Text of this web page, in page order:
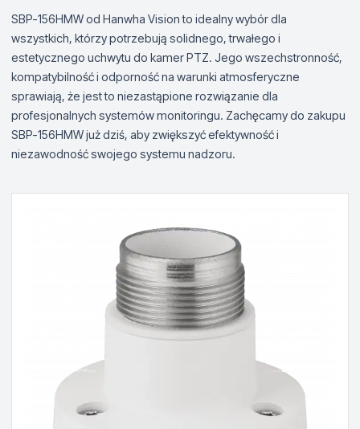
SBP-156HMW od Hanwha Vision to idealny wybór dla
wszystkich, którzy potrzebują solidnego, trwałego i
estetycznego uchwytu do kamer PTZ. Jego wszechstronność,
kompatybilność i odporność na warunki atmosferyczne
sprawiają, że jest to niezastąpione rozwiązanie dla
profesjonalnych systemów monitoringu. Zachęcamy do zakupu
SBP-156HMW już dziś, aby zwiększyć efektywność i
niezawodność swojego systemu nadzoru.